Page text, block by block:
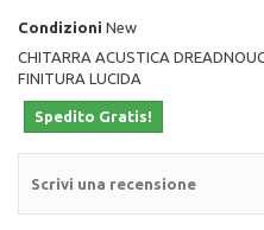
Condizioni New
CHITARRA ACUSTICA
FINITURA LUCIDA
Spedito Gratis!
Scrivi una recensione